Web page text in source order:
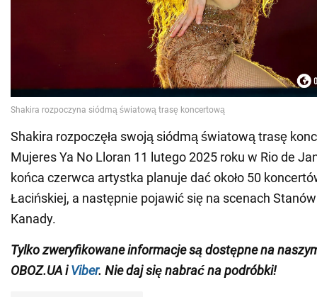
Shakira rozpoczęła swoją siódmą światową trasę
Mujeres Ya No Lloran 11 lutego 2025 roku w Rio de
końca czerwca artystka planuje dać około 50
Łacińskiej, a następnie pojawić się na scenach
Kanady.
Tylkozweryfikowane informacje są dostępne na
OBOZ.UA iViber. Nie daj się nabrać na podróbki!